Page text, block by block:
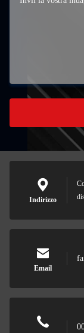
Indirizzo
Email